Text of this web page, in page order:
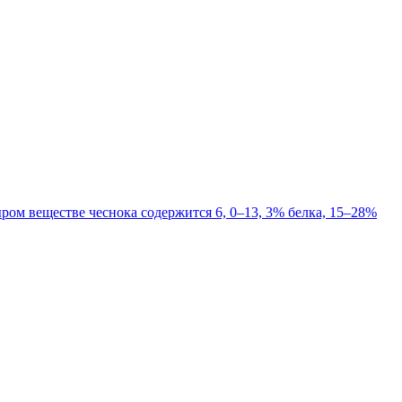
веществе чеснока содержится 6, 0–13, 3% белка, 15–28%